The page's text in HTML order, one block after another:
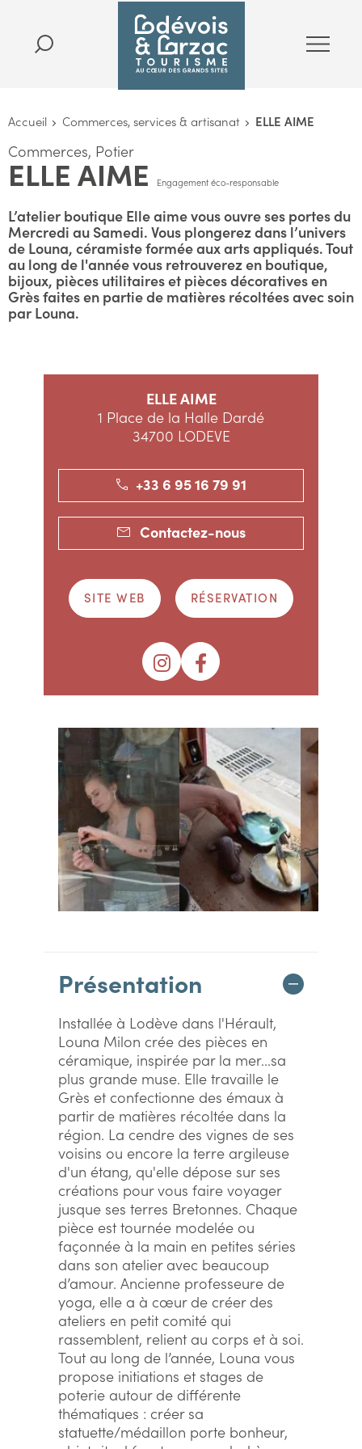
Accueil Commerces, services & artisanat ELLE AIME
Commerces, Potier
ELLE AIME Engagement éco-responsable
L’atelier boutique Elle aime vous ouvre ses portes du
Mercredi au Samedi. Vous plongerez dans l’univers
de Louna, céramiste formée aux arts appliqués. Tout
au long de l'année vous retrouverez en boutique,
bijoux, pièces utilitaires et pièces décoratives en
Grès faites en partie de matières récoltées avec soin
par Louna.
ELLE AIME
1 Place de la Halle Dardé
34700 LODEVE
+33 6 95 16 79 91
Contactez-nous
SITE WEB RÉSERVATION
Présentation
Installée à Lodève dans l'Hérault,
Louna Milon crée des pièces en
céramique, inspirée par la mer...sa
plus grande muse. Elle travaille le
Grès et confectionne des émaux à
partir de matières récoltée dans la
région. La cendre des vignes de ses
voisins ou encore la terre argileuse
d'un étang, qu'elle dépose sur ses
créations pour vous faire voyager
jusque ses terres Bretonnes. Chaque
pièce est tournée modelée ou
façonnée à la main en petites séries
dans son atelier avec beaucoup
d’amour. Ancienne professeure de
yoga, elle a à cœur de créer des
ateliers en petit comité qui
rassemblent, relient au corps et à soi.
Tout au long de l’année, Louna vous
propose initiations et stages de
poterie autour de différente
thématiques : créer sa
statuette/médaillon porte bonheur,